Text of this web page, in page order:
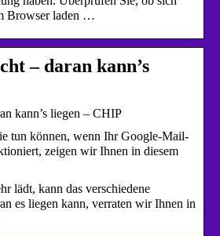
Browser laden …
– daran kann’s
kann’s liegen – CHIP
tun können, wenn Ihr Google-Mail-
zeigen wir Ihnen in diesem
lädt, kann das verschiedene
es liegen kann, verraten wir Ihnen in